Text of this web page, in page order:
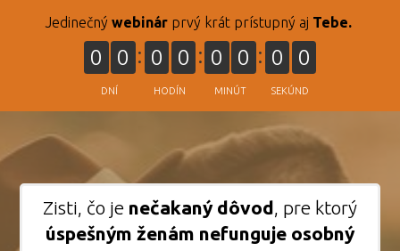
Jedinečný webinárprvý krát prístupný aj Tebe.
0 0
DNÍ
0 0
HODÍN
0 0
MINÚT
0 0
SEKÚND
Zisti, čo je nečakaný dôvod, pre ktorý
úspešným ženám nefunguje osobný